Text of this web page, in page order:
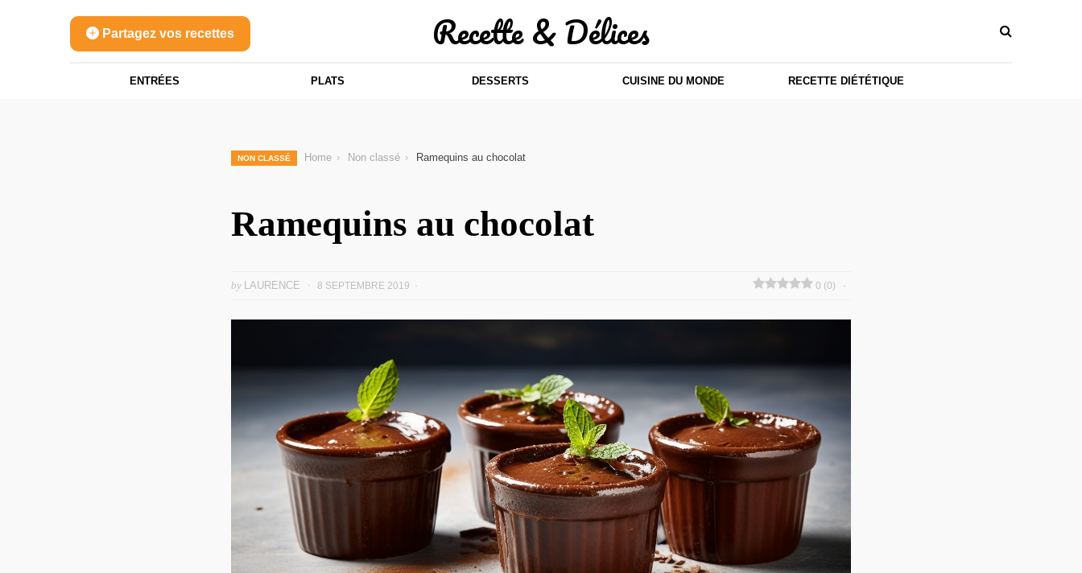
Partagez vos recettes Recette & Délices
ENTRÉES PLATS DESSERTS CUISINE DU MONDE RECETTE DIÉTÉTIQUE
NON CLASSÉ Home Non classé Ramequins au chocolat
Ramequins au chocolat
by LAURENCE 8 SEPTEMBRE 2019 0 (0)